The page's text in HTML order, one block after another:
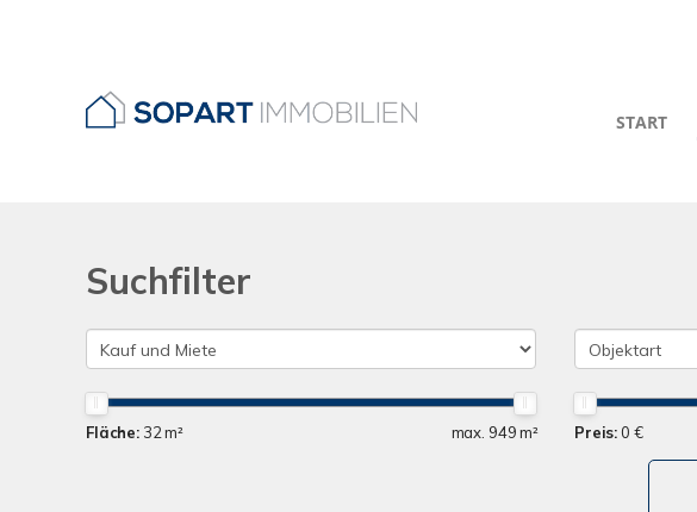
START
Suchfilter
Fläche: 32 m² max. 949 m² Preis: 0 €